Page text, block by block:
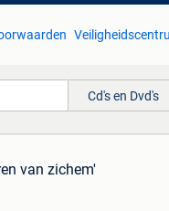
Cd's en Dvd's
van zichem'